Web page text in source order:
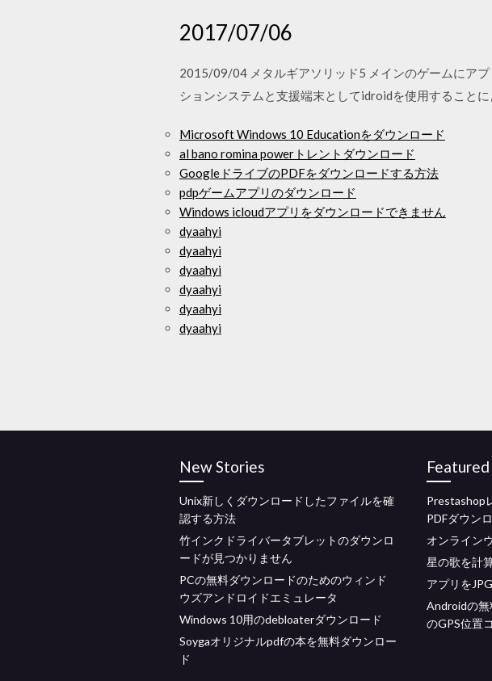
2017/07/06
2015/09/04 メタルギアソリッド5 メインのゲームにア
ションシステムと支援端末としてidroidを使用すること
Microsoft Windows 10 Educationをダウンロード
al bano romina powerトレントダウンロード
GoogleドライブのPDFをダウンロードする方法
pdpゲームアプリのダウンロード
Windows icloudアプリをダウンロードできません
dyaahyi
dyaahyi
dyaahyi
dyaahyi
dyaahyi
dyaahyi
New Stories
Unix新しくダウンロードしたファイルを確
認する方法
竹インクドライバータブレットのダウンロ
ードが見つかりません
PCの無料ダウンロードのためのウィンド
ウズアンドロイドエミュレータ
Windows 10用のdebloaterダウンロード
Soygaオリジナルpdfの本を無料ダウンロー
ド
Featured
Prestashop
PDFダウン
オンライン
星の歌を計
アプリを
Androidの無
のGPS位置